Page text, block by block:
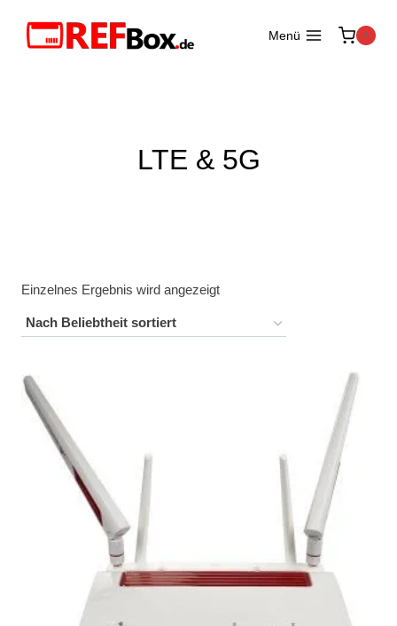
Inhalt
Menü 0
LTE & 5G
Einzelnes Ergebnis wird angezeigt